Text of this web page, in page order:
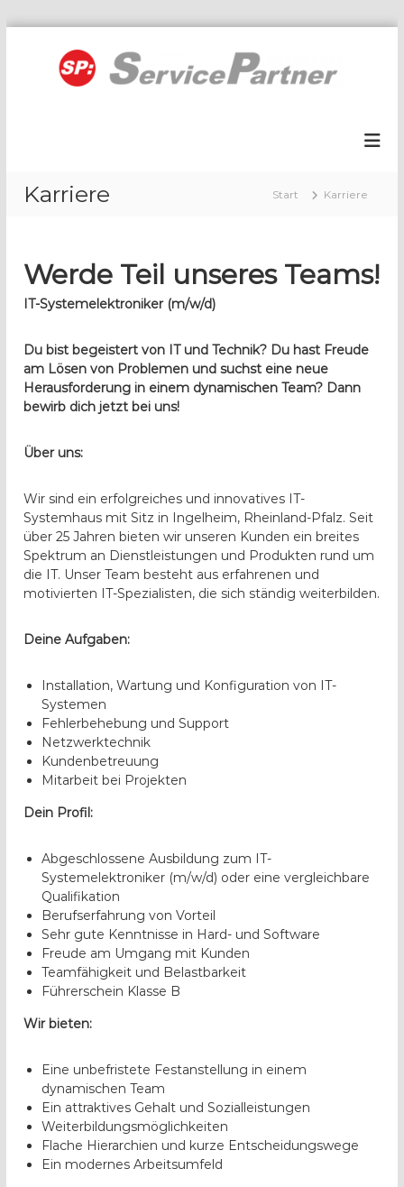
e
c
e
r
t
n
r
Karriere Start Karriere
Werde Teil unseres Teams!
IT-Systemelektroniker (m/w/d)
Du bist begeistert von IT und Technik? Du hast Freude
am Lösen von Problemen und suchst eine neue
Herausforderung in einem dynamischen Team? Dann
bewirb dich jetzt bei uns!
Über uns:
Wir sind ein erfolgreiches und innovatives IT-
Systemhaus mit Sitz in Ingelheim, Rheinland-Pfalz. Seit
über 25 Jahren bieten wir unseren Kunden ein breites
Spektrum an Dienstleistungen und Produkten rund um
die IT. Unser Team besteht aus erfahrenen und
motivierten IT-Spezialisten, die sich ständig weiterbilden.
Deine Aufgaben:
Installation, Wartung und Konfiguration von IT-
Systemen
Fehlerbehebung und Support
Netzwerktechnik
Kundenbetreuung
Mitarbeit bei Projekten
Dein Profil:
Abgeschlossene Ausbildung zum IT-
Systemelektroniker (m/w/d) oder eine vergleichbare
Qualifikation
Berufserfahrung von Vorteil
Sehr gute Kenntnisse in Hard- und Software
Freude am Umgang mit Kunden
Teamfähigkeit und Belastbarkeit
Führerschein Klasse B
Wir bieten:
Eine unbefristete Festanstellung in einem
dynamischen Team
Ein attraktives Gehalt und Sozialleistungen
Weiterbildungsmöglichkeiten
Flache Hierarchien und kurze Entscheidungswege
Ein modernes Arbeitsumfeld